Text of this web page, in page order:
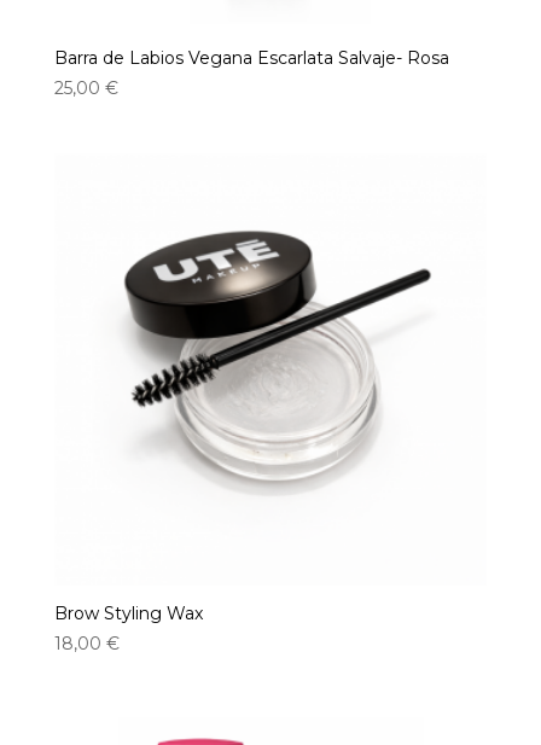
Barra de Labios Vegana Escarlata Salvaje- Rosa
25,00 €
Brow Styling Wax
18,00 €